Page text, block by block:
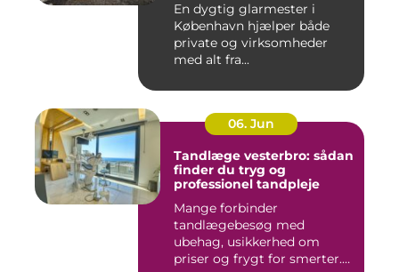
En dygtig glarmester i
København hjælper både
private og virksomheder
med alt fra...
06. Jun
Tandlæge vesterbro: sådan
finder du tryg og
professionel tandpleje
Mange forbinder
tandlægebesøg med
ubehag, usikkerhed om
priser og frygt for smerter.